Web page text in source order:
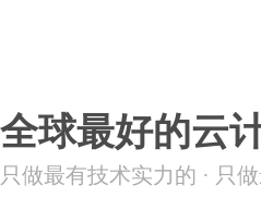
全球最好的云
只做最有技术实力的 · 只